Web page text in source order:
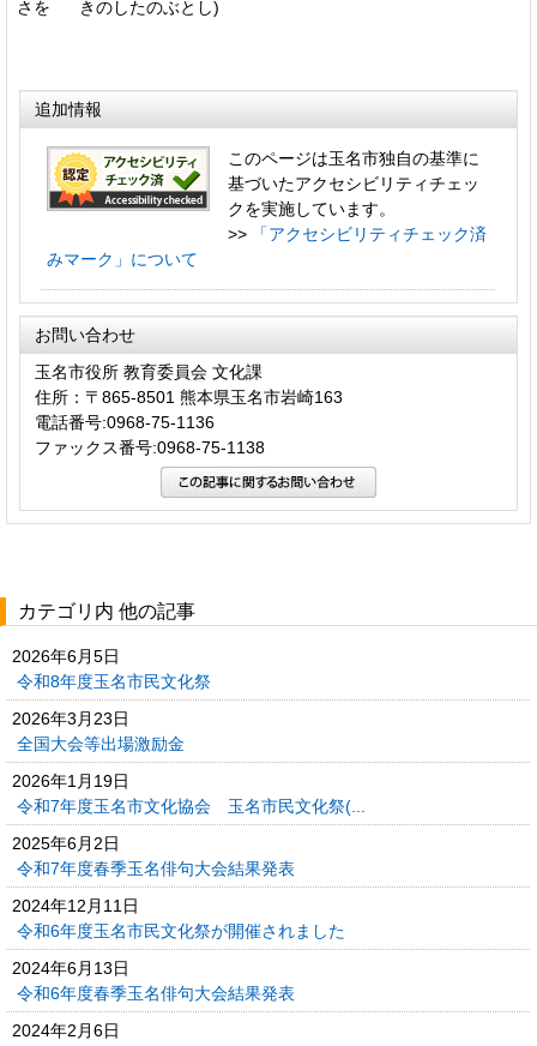
さを きのしたのぶとし)
追加情報
このページは玉名市独自の基準に
基づいたアクセシビリティチェッ
クを実施しています。
>>
「アクセシビリティチェック済
みマーク」について
お問い合わせ
玉名市役所 教育委員会 文化課
住所：〒865-8501 熊本県玉名市岩崎163
電話番号:0968-75-1136
ファックス番号:0968-75-1138
カテゴリ内 他の記事
2026年6月5日
令和8年度玉名市民文化祭
2026年3月23日
全国大会等出場激励金
2026年1月19日
令和7年度玉名市文化協会 玉名市民文化祭(...
2025年6月2日
令和7年度春季玉名俳句大会結果発表
2024年12月11日
令和6年度玉名市民文化祭が開催されました
2024年6月13日
令和6年度春季玉名俳句大会結果発表
2024年2月6日